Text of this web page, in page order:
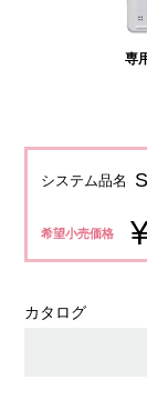
専
システム品名
希望小売価格
カタログ